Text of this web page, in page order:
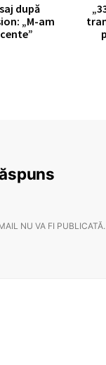
după
„M-am
NU VA FI PUBLICATĂ.